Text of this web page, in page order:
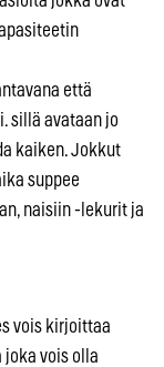
että
sillä avataan jo
kaiken. Jokkut
suppee
naisiin -lekurit ja
vois kirjoittaa
joka vois olla